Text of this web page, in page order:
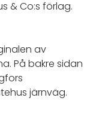
& Co:s förlag.
av
På bakre sidan
järnväg.